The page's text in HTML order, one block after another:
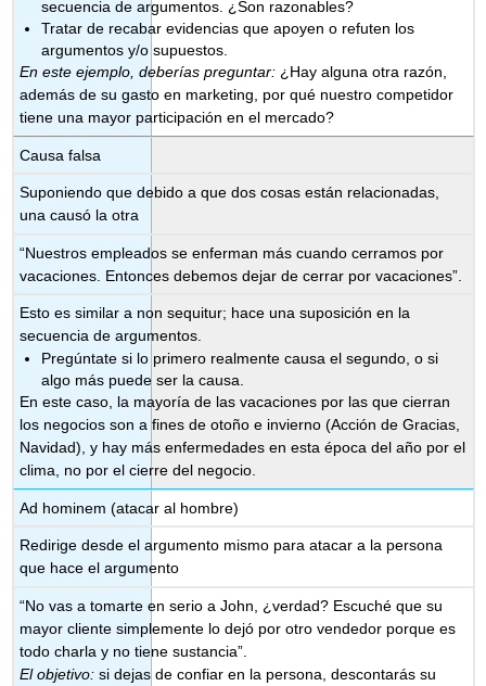
secuencia de argumentos. ¿Son razonables?
Tratar de recabar evidencias que apoyen o refuten los
argumentos y/o supuestos.
En este ejemplo, deberías preguntar: ¿Hay alguna otra razón,
además de su gasto en marketing, por qué nuestro competidor
tiene una mayor participación en el mercado?
Causa falsa
Suponiendo que debido a que dos cosas están relacionadas,
una causó la otra
“Nuestros empleados se enferman más cuando cerramos por
vacaciones. Entonces debemos dejar de cerrar por vacaciones”.
Esto es similar a non sequitur; hace una suposición en la
secuencia de argumentos.
Pregúntate si lo primero realmente causa el segundo, o si
algo más puede ser la causa.
En este caso, la mayoría de las vacaciones por las que cierran
los negocios son a fines de otoño e invierno (Acción de Gracias,
Navidad), y hay más enfermedades en esta época del año por el
clima, no por el cierre del negocio.
Ad hominem (atacar al hombre)
Redirige desde el argumento mismo para atacar a la persona
que hace el argumento
“No vas a tomarte en serio a John, ¿verdad? Escuché que su
mayor cliente simplemente lo dejó por otro vendedor porque es
todo charla y no tiene sustancia”.
El objetivo: si dejas de confiar en la persona, descontarás su